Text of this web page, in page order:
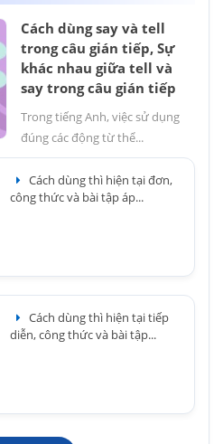
Cách dùng say và tell
trong câu gián tiếp, Sự
khác nhau giữa tell và
say trong câu gián tiếp
Trong tiếng Anh, việc sử dụng
đúng các động từ thể...
Cách dùng thì hiện tại đơn,
công thức và bài tập áp...
Cách dùng thì hiện tại tiếp
diễn, công thức và bài tập...